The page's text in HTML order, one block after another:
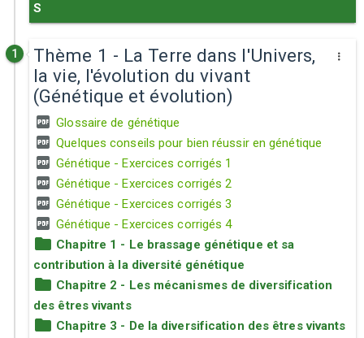
S
1
Thème 1 - La Terre dans l'Univers,
la vie, l'évolution du vivant
(Génétique et évolution)
Glossaire de génétique
Quelques conseils pour bien réussir en génétique
Génétique - Exercices corrigés 1
Génétique - Exercices corrigés 2
Génétique - Exercices corrigés 3
Génétique - Exercices corrigés 4
Chapitre 1 - Le brassage génétique et sa
contribution à la diversité génétique
Chapitre 2 - Les mécanismes de diversification
des êtres vivants
Chapitre 3 - De la diversification des êtres vivants